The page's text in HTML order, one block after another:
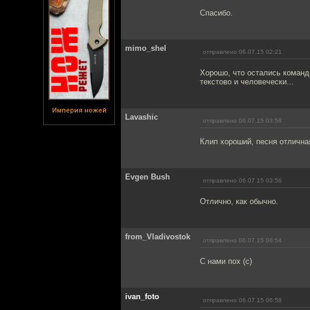
Империя ножей
Спасибо.
mimo_shel отправлено 06.07.15 02:21
Хорошо, что остались
текстово и человечески...
Lavashic отправлено 06.07.15 03:56
Клип хороший, песня
Evgen Bush отправлено 06.07.15 03:56
Отлично, как обычно.
from_Vladivostok отправлено 06.07.15 06:54
С нами пох (с)
ivan_foto отправлено 06.07.15 06:58